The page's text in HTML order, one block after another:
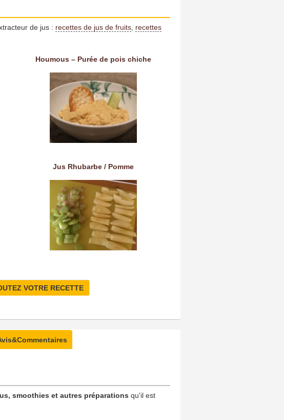
de jus : recettes de jus de fruits recettes
Houmous – Purée de pois chiche
Jus Rhubarbe / Pomme
VOTRE RECETTE
smoothies et autres préparations qu'il est